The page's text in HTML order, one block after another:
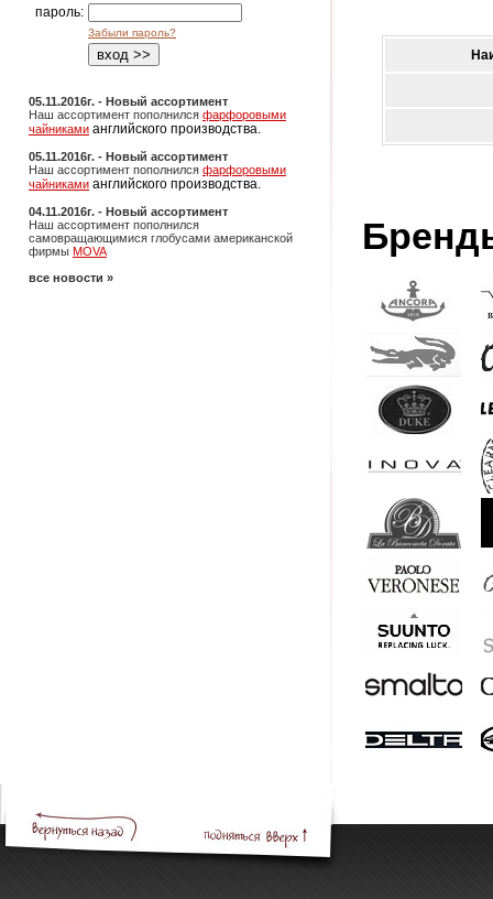
пароль:
Забыли пароль?
05.11.2016г. - Новый ассортимент
Наш ассортимент пополнился фарфоровыми
чайниками английского производства.
05.11.2016г. - Новый ассортимент
Наш ассортимент пополнился фарфоровыми
чайниками английского производства.
04.11.2016г. - Новый ассортимент
Наш ассортимент пополнился
самовращающимися глобусами американской
фирмы MOVA
все новости »